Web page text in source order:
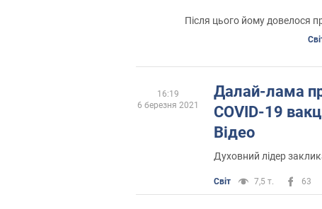
Після цього йому довелося
Далай-лама
COVID-19
Відео
Духовний лідер
Світ 7,5 т. 63
16:19
6 березня 2021